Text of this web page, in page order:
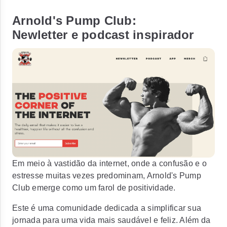
Arnold's Pump Club:
Newletter e podcast inspirador
Em meio à vastidão da internet, onde a confusão e o
estresse muitas vezes predominam, Arnold's Pump
Club emerge como um farol de positividade.
Este é uma comunidade dedicada a simplificar sua
jornada para uma vida mais saudável e feliz. Além da